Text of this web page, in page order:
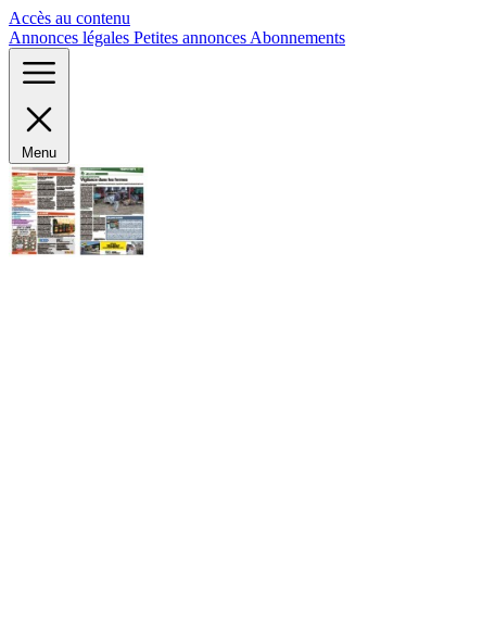
Accès au contenu
Annonces légales Petites annonces Abonnements
Menu
Panneau de gestion des cookies